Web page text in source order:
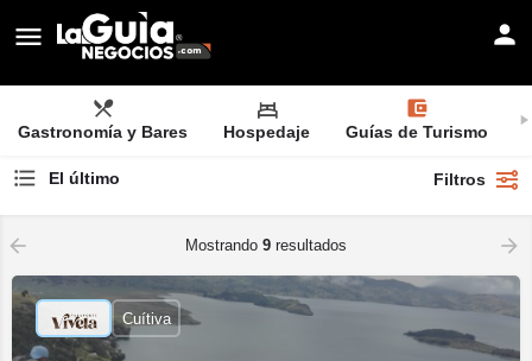
Gastronomía y Bares Hospedaje Guías de Turismo
El último Filtros
Mostrando 9 resultados
Cuítiva